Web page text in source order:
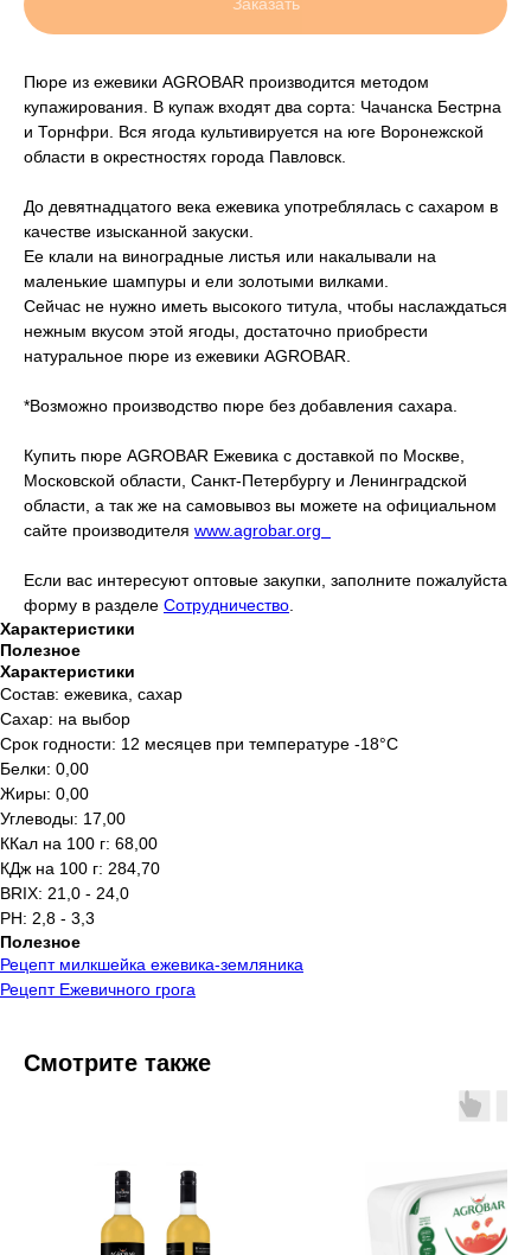
Заказать
Пюре из ежевики AGROBAR производится методом
купажирования. В купаж входят два сорта: Чачанска Бестрна
и Торнфри. Вся ягода культивируется на юге Воронежской
области в окрестностях города Павловск.
До девятнадцатого века ежевика употреблялась с сахаром в
качестве изысканной закуски.
Ее клали на виноградные листья или накалывали на
маленькие шампуры и ели золотыми вилками.
Сейчас не нужно иметь высокого титула, чтобы наслаждаться
нежным вкусом этой ягоды, достаточно приобрести
натуральное пюре из ежевики AGROBAR.
*Возможно производство пюре без добавления сахара.
Купить пюре AGROBAR Ежевика с доставкой по Москве,
Московской области, Санкт-Петербургу и Ленинградской
области, а так же на самовывоз вы можете на официальном
сайте производителя www.agrobar.org
Если вас интересуют оптовые закупки, заполните пожалуйста
форму в разделе Сотрудничество
Характеристики
Полезное
Характеристики
Состав: ежевика, сахар
Сахар: на выбор
Срок годности: 12 месяцев при температуре -18°C
Белки: 0,00
Жиры: 0,00
Углеводы: 17,00
ККал на 100 г: 68,00
КДж на 100 г: 284,70
BRIX: 21,0 - 24,0
PH: 2,8 - 3,3
Полезное
Рецепт милкшейка ежевика-земляника
Рецепт Ежевичного грога
Смотрите также